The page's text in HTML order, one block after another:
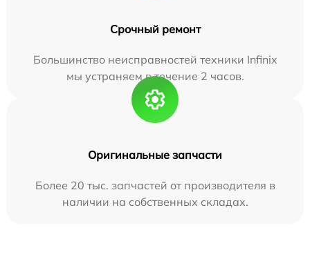
Срочный ремонт
Большинство неисправностей техники Infinix
мы устраняем в течение 2 часов.
Оригинальные запчасти
Более 20 тыс. запчастей от производителя в
наличии на собственных складах.